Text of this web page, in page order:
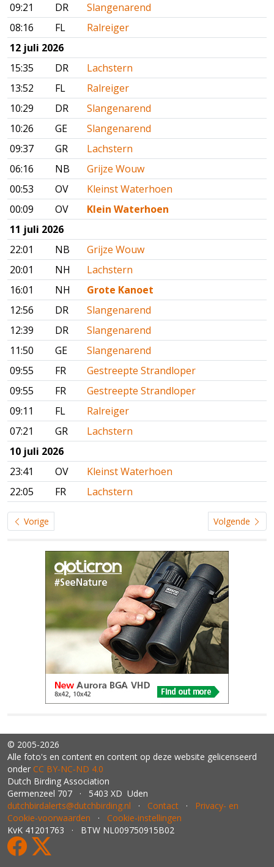
09:21
DR
Slangenarend
08:16
FL
Ralreiger
12 juli 2026
15:35
DR
Lachstern
13:52
FL
Ralreiger
10:29
DR
Slangenarend
10:26
GE
Slangenarend
09:37
GR
Lachstern
06:16
NB
Grijze Wouw
00:53
OV
Kleinst Waterhoen
00:09
OV
Klein Waterhoen
11 juli 2026
22:01
NB
Grijze Wouw
20:01
NH
Lachstern
16:01
NH
Grote Kanoet
12:56
DR
Slangenarend
12:39
DR
Slangenarend
11:50
GE
Slangenarend
09:55
FR
Gestreepte Strandloper
09:55
FR
Gestreepte Strandloper
09:11
FL
Ralreiger
07:21
GR
Lachstern
10 juli 2026
23:41
OV
Kleinst Waterhoen
22:05
FR Lachstern
Vorige Volgende
© 2005-2026
Alle foto's en content en content op deze website gelicenseerd
onder CC BY‑NC‑ND 4.0
Dutch Birding Association
Germenzeel 707 · 5403 XD Uden
dutchbirdalerts@dutchbirding.nl · Contact · Privacy- en
Cookie-voorwaarden · Cookie-instellingen
KvK 41201763 · BTW NL009750915B02